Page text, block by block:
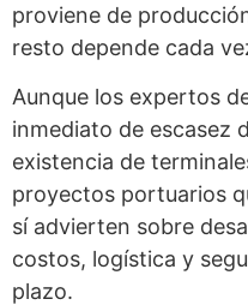
proviene de
resto depende cada
Aunque los expertos
inmediato de escasez
existencia de
proyectos portuarios
sí advierten sobre
costos, logística y
plazo.